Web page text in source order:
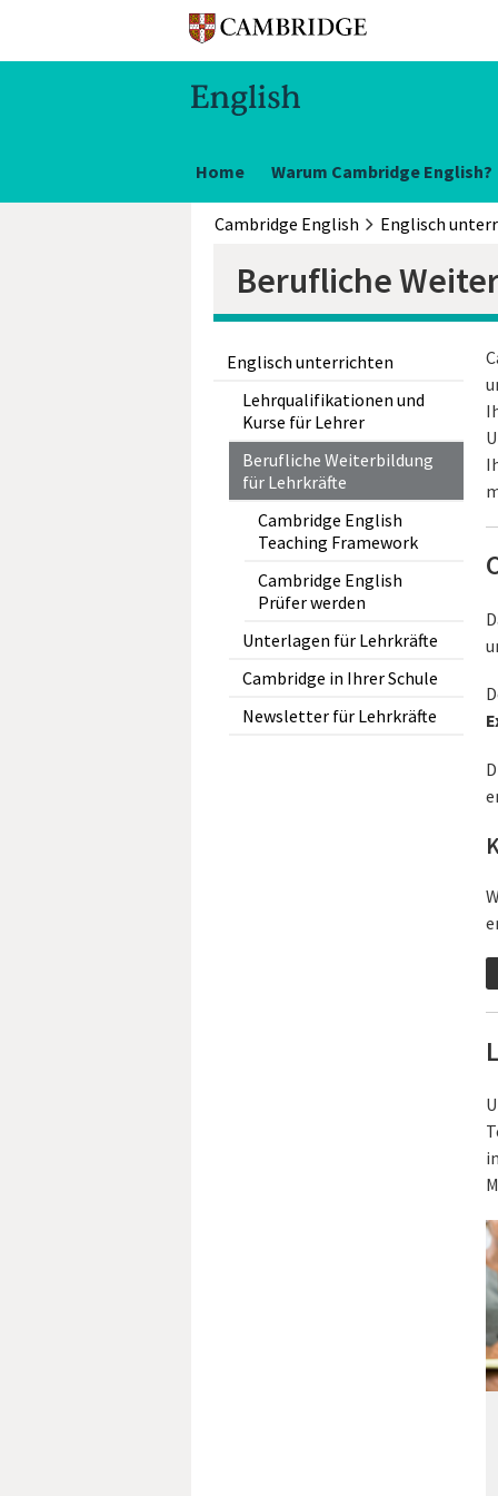
Home Warum Cambridge English?
Cambridge English
Berufliche
Englisch unterrichten
Lehrqualifikationen und
Kurse für Lehrer
Berufliche Weiterbildung
für Lehrkräfte
Cambridge English
Teaching Framework
Cambridge English
Prüfer werden
Unterlagen für Lehrkräfte
Cambridge in Ihrer Schule
Newsletter für Lehrkräfte